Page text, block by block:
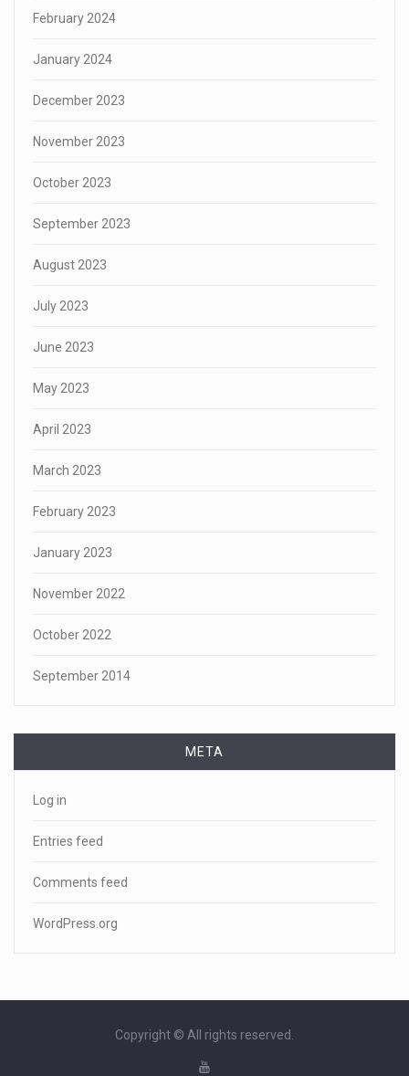
February 2024
January 2024
December 2023
November 2023
October 2023
September 2023
August 2023
July 2023
June 2023
May 2023
April 2023
March 2023
February 2023
January 2023
November 2022
October 2022
September 2014
META
Log in
Entries feed
Comments feed
WordPress.org
Copyright © All rights reserved.